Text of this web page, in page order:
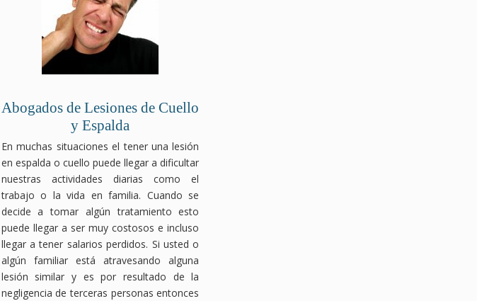
Abogados de Lesiones de Cuello
y Espalda
En muchas situaciones el tener una lesión
en espalda o cuello puede llegar a dificultar
nuestras actividades diarias como el
trabajo o la vida en familia. Cuando se
decide a tomar algún tratamiento esto
puede llegar a ser muy costosos e incluso
llegar a tener salarios perdidos. Si usted o
algún familiar está atravesando alguna
lesión similar y es por resultado de la
negligencia de terceras personas entonces